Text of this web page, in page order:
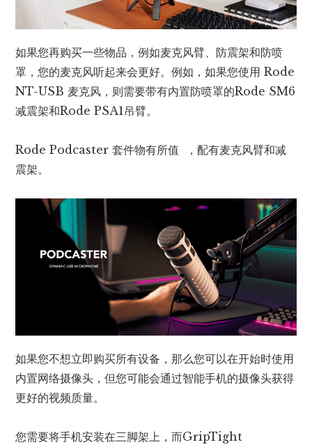
如果您再购买一些物品，例如麦克风臂、防震架和防喷
罩，您的麦克风听起来会更好。例如，如果您使用 Rode
NT-USB 麦克风，则需要带有内置防喷罩的Rode SM6
减震架和Rode PSA1吊臂。
Rode Podcaster 套件物有所值 ，配有麦克风臂和减
震架。
如果您不想立即购买所有设备，那么您可以在开始时使用
内置网络摄像头，但您可能会通过智能手机的摄像头获得
更好的视频质量。
您需要将手机安装在三脚架上，而GripTight